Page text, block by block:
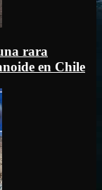
rara
en Chile